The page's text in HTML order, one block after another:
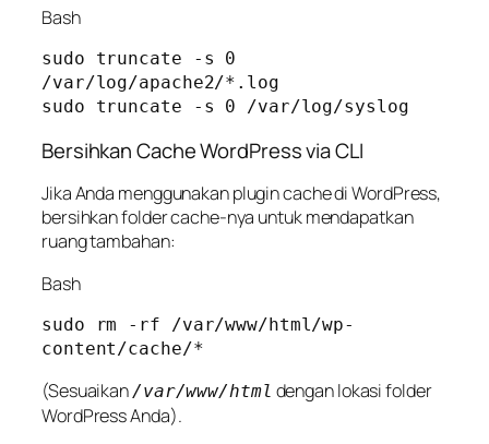
Bash
sudo truncate -s 0
/var/log/apache2/*.log
Bersihkan Cache WordPress via CLI
Jika Anda menggunakan plugin cache di WordPress,
bersihkan folder cache-nya untuk mendapatkan
ruang tambahan:
Bash
sudo rm -rf /var/www/html/wp-
(Sesuaikan/var/www/html dengan lokasi folder
WordPress Anda).